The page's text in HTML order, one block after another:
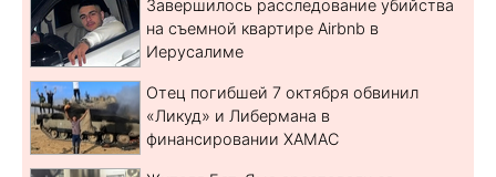
Завершилось расследование убийства
на съемной квартире Airbnb в
Иерусалиме
Отец погибшей 7 октября обвинил
«Ликуд» и Либермана в
финансировании ХАМАС